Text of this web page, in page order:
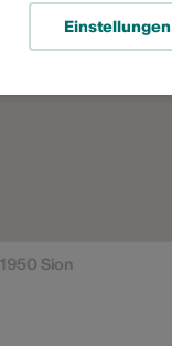
Sion
Einstellungen